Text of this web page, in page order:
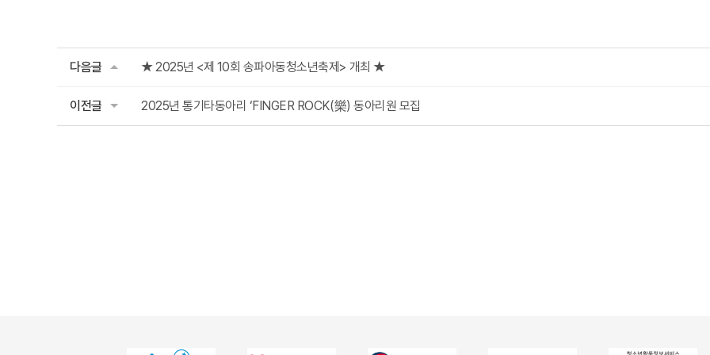
다음글 ★ 2025년 <제 10회 송파아동청소년축제> 개최 ★
이전글 2025년 통기타동아리 ‘FINGER ROCK(樂) 동아리원 모집